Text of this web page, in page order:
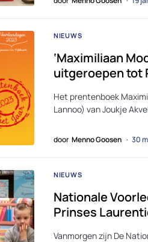
NIEUWS
‘Maximiliaan
uitgeroepen tot
Het prentenboek
Lannoo) van Joukje
door Menno Goosen 30
NIEUWS
Nationale
Prinses
Vanmorgen zijn De